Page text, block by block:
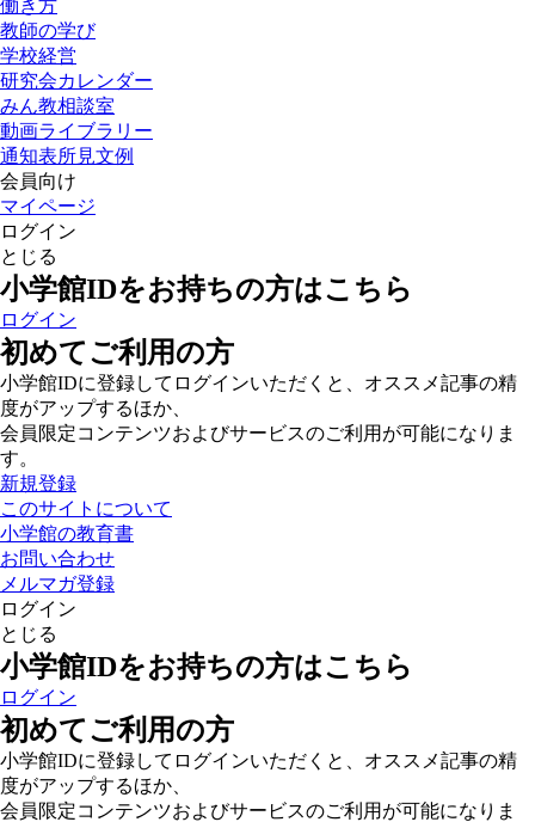
働き方
教師の学び
学校経営
研究会カレンダー
みん教相談室
動画ライブラリー
通知表所見文例
会員向け
マイページ
ログイン
とじる
小学館IDをお持ちの方はこちら
ログイン
初めてご利用の方
小学館IDに登録してログインいただくと、オススメ記事の精
度がアップするほか、
会員限定コンテンツおよびサービスのご利用が可能になりま
す。
新規登録
このサイトについて
小学館の教育書
お問い合わせ
メルマガ登録
ログイン
とじる
小学館IDをお持ちの方はこちら
ログイン
初めてご利用の方
小学館IDに登録してログインいただくと、オススメ記事の精
度がアップするほか、
会員限定コンテンツおよびサービスのご利用が可能になりま